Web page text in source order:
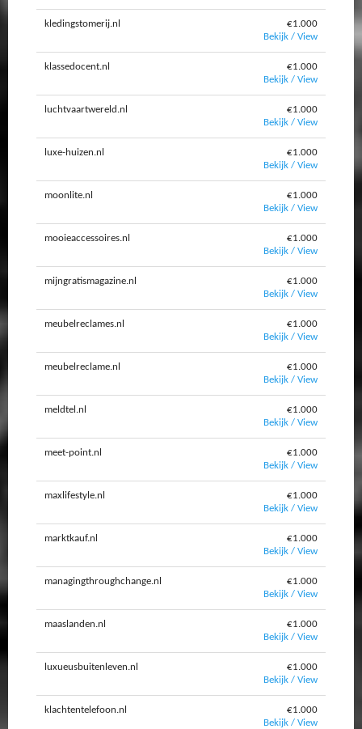
kledingstomerij.nl
€1.000
Bekijk / View
klassedocent.nl
€1.000
Bekijk / View
luchtvaartwereld.nl
€1.000
Bekijk / View
luxe-huizen.nl
€1.000
Bekijk / View
moonlite.nl
€1.000
Bekijk / View
mooieaccessoires.nl
€1.000
Bekijk / View
mijngratismagazine.nl
€1.000
Bekijk / View
meubelreclames.nl
€1.000
Bekijk / View
meubelreclame.nl
€1.000
Bekijk / View
meldtel.nl
€1.000
Bekijk / View
meet-point.nl
€1.000
Bekijk / View
maxlifestyle.nl
€1.000
Bekijk / View
marktkauf.nl
€1.000
Bekijk / View
managingthroughchange.nl
€1.000
Bekijk / View
maaslanden.nl
€1.000
Bekijk / View
luxueusbuitenleven.nl
€1.000
Bekijk / View
klachtentelefoon.nl
€1.000
Bekijk / View